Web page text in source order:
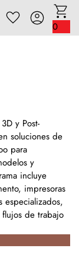
0
y Post-
soluciones de
para
y
incluye
impresoras
de trabajo